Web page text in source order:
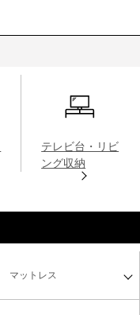
テレビ台・リビ
ング収納
マットレス